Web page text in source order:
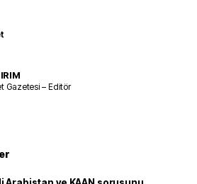
Gazetesi – Editör